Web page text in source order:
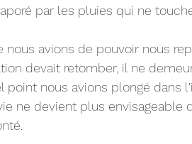
par les pluies qui ne
nous avions de pouvoir nous
devait retomber, il ne
point nous avions plongé dans
ne devient plus envisageable